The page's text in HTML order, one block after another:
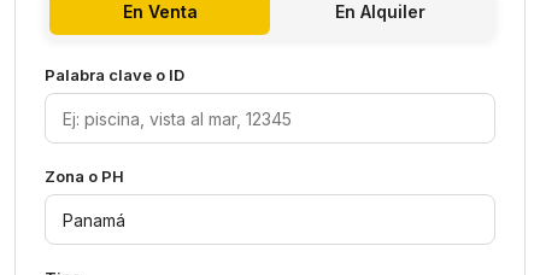
En Venta En Alquiler
Palabra clave o ID
Zona o PH